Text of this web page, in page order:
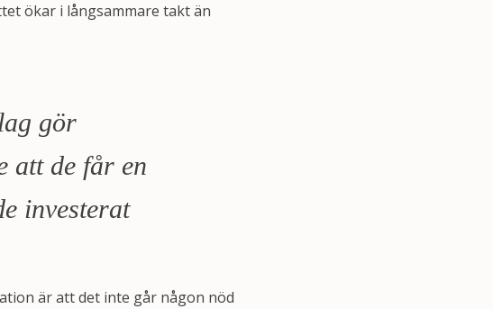
ökar i långsammare takt än
gör
att de får en
investerat
är att det inte går någon nöd